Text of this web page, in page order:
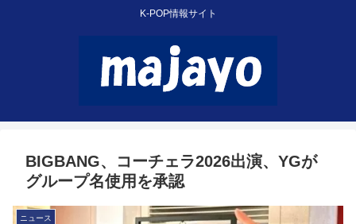
K-POP情報サイト
BIGBANG、コーチェラ2026出演、YGが
グループ名使用を承認
ニュース